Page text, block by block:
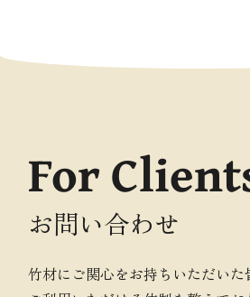
For
お問い合わせ
竹材にご関心をお持ちいただい